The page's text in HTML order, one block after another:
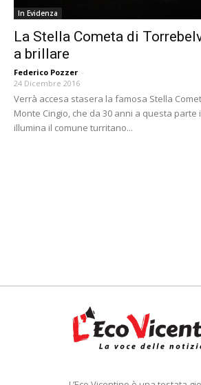
In Evidenza
La Stella Cometa di
a brillare
Federico Pozzer -
24 Dicembre 2016
Verrà accesa stasera la famosa Stella
Monte Cingio, che da 30 anni a questa
illumina il comune turritano...